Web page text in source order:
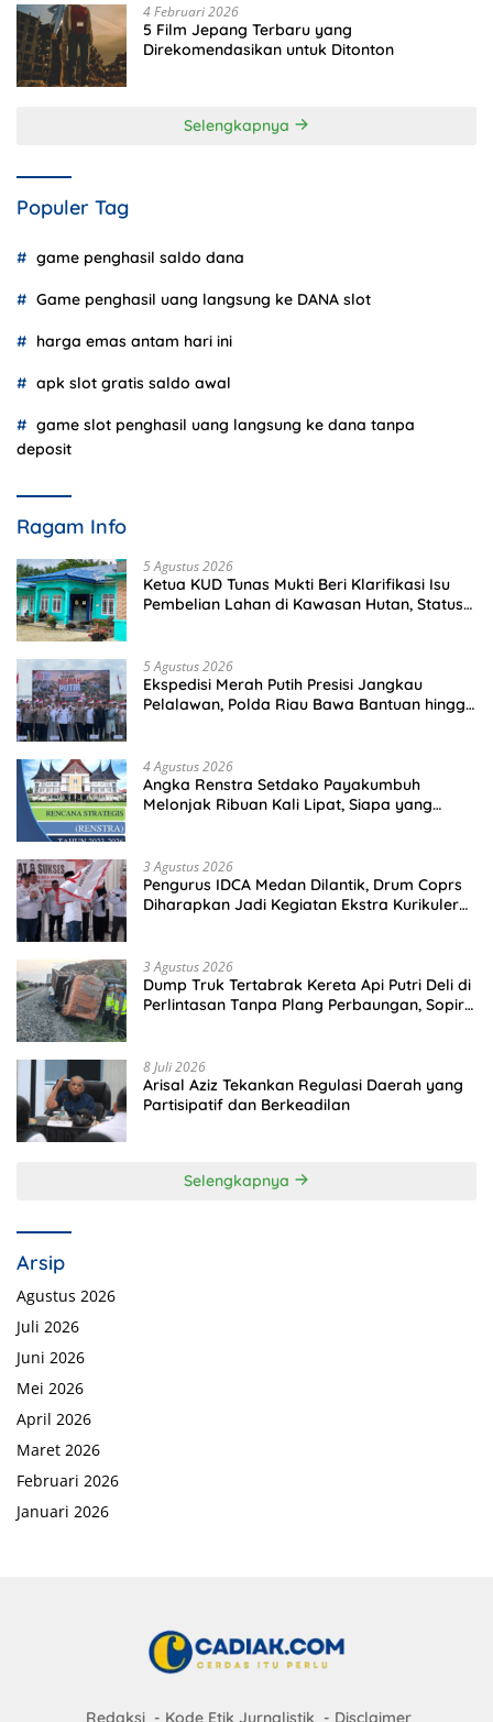
4 Februari 2026
5 Film Jepang Terbaru yang
Direkomendasikan untuk Ditonton
Selengkapnya
Populer Tag
game penghasil saldo dana
Game penghasil uang langsung ke DANA slot
harga emas antam hari ini
apk slot gratis saldo awal
game slot penghasil uang langsung ke dana tanpa
deposit
Ragam Info
5 Agustus 2026
Ketua KUD Tunas Mukti Beri Klarifikasi Isu
Pembelian Lahan di Kawasan Hutan, Status
5 Agustus 2026
Ekspedisi Merah Putih Presisi Jangkau
Pelalawan, Polda Riau Bawa Bantuan hingga
4 Agustus 2026
Angka Renstra Setdako Payakumbuh
Melonjak Ribuan Kali Lipat, Siapa yang
3 Agustus 2026
Pengurus IDCA Medan Dilantik, Drum Coprs
Diharapkan Jadi Kegiatan Ekstra Kurikuler
3 Agustus 2026
Dump Truk Tertabrak Kereta Api Putri Deli di
Perlintasan Tanpa Plang Perbaungan, Sopir
8 Juli 2026
Arisal Aziz Tekankan Regulasi Daerah yang
Partisipatif dan Berkeadilan
Selengkapnya
Arsip
Agustus 2026
Juli 2026
Juni 2026
Mei 2026
April 2026
Maret 2026
Februari 2026
Januari 2026